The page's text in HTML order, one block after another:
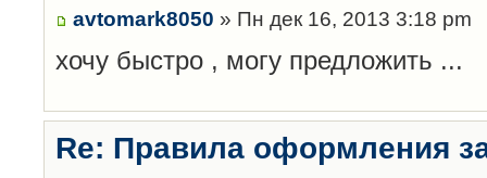
avtomark8050 » Пн дек 16, 2013 3:18 pm
хочу быстро , могу предложить ...
Re: Правила оформления